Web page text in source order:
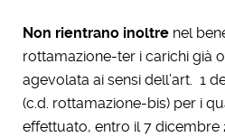
Non rientrano inoltre nel
rottamazione-ter i carichi già
agevolata ai sensi dell’art. 1
(c.d. rottamazione-bis) per i
effettuato, entro il 7 dicembre